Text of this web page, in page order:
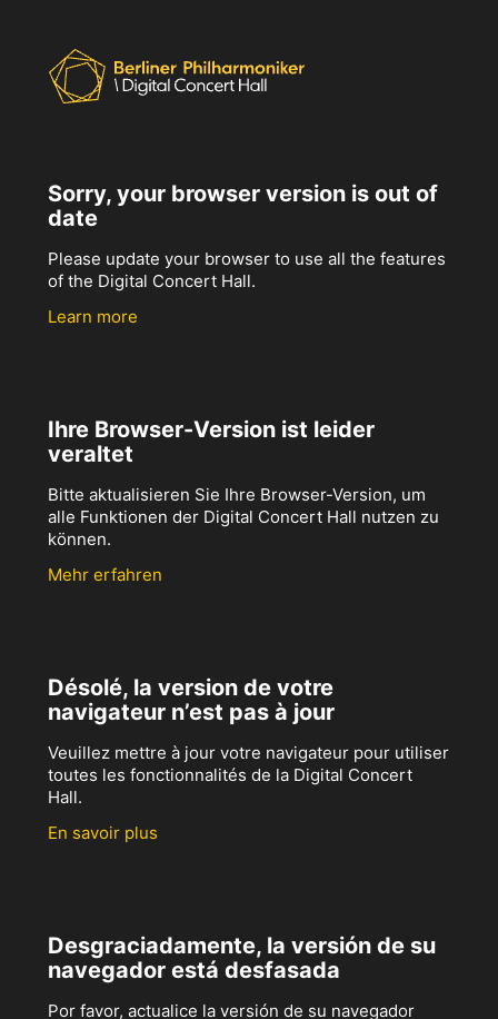
Sorry, your browser version is out of
date
Please update your browser to use all the features
of the Digital Concert Hall.
Learn more
Ihre Browser-Version ist leider
veraltet
Bitte aktualisieren Sie Ihre Browser-Version, um
alle Funktionen der Digital Concert Hall nutzen zu
können.
Mehr erfahren
Désolé, la version de votre
navigateur n’est pas à jour
Veuillez mettre à jour votre navigateur pour utiliser
toutes les fonctionnalités de la Digital Concert
Hall.
En savoir plus
Desgraciadamente, la versión de su
navegador está desfasada
Por favor, actualice la versión de su navegador